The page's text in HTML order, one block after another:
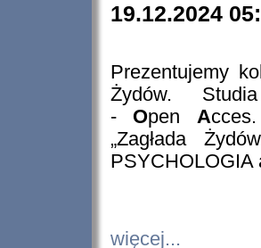
19.12.2024
Prezentujemy
Żydów.
- Open A
„Zagłada
PSYCHOLOGIA
więcej...